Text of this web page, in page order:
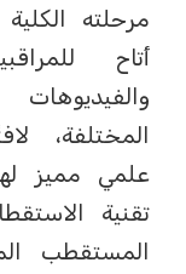
مرحلته
أتاح
المختلفة،
علمي مميز
تقنية
المستقطب